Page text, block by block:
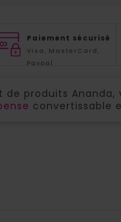
Paiement sécurisé
Visa, MasterCard,
Paypal
de produits Ananda,
convertissable